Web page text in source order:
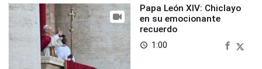
Papa León XIV: Chiclayo
en su emocionante
recuerdo
access_time 1:00